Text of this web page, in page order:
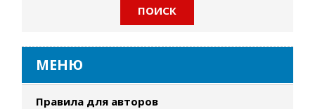
МЕНЮ
Правила для авторов